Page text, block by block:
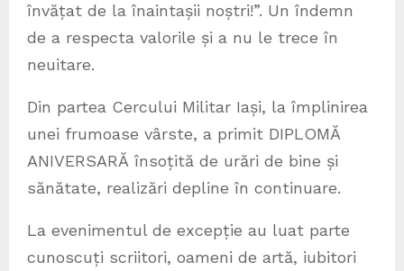
învățat de la înaintașii noștri!”. Un îndemn
de a respecta valorile și a nu le trece în
neuitare.
Din partea Cercului Militar Iași, la împlinirea
unei frumoase vârste, a primit DIPLOMĂ
ANIVERSARĂ însoțită de urări de bine și
sănătate, realizări depline în continuare.
La evenimentul de excepție au luat parte
cunoscuți scriitori, oameni de artă, iubitori